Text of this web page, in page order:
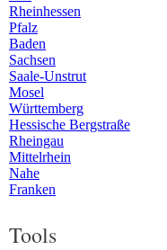
Rheinhessen
Pfalz
Baden
Sachsen
Saale-Unstrut
Mosel
Württemberg
Hessische Bergstraße
Rheingau
Mittelrhein
Nahe
Franken
Tools